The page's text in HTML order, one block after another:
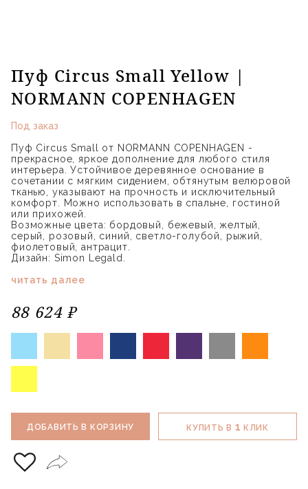
Пуф Circus Small Yellow |
NORMANN COPENHAGEN
Под заказ
Пуф Circus Small от NORMANN COPENHAGEN -
прекрасное, яркое дополнение для любого стиля
интерьера. Устойчивое деревянное основание в
сочетании с мягким сидением, обтянутым велюровой
тканью, указывают на прочность и исключительный
комфорт. Можно использовать в спальне, гостиной
или прихожей.
Возможные цвета: бордовый, бежевый, желтый,
серый, розовый, синий, светло-голубой, рыжий,
фиолетовый, антрацит.
Дизайн: Simon Legald.
читать далее
88 624 ₽
ДОБАВИТЬ В КОРЗИНУ КУПИТЬ В 1 КЛИК